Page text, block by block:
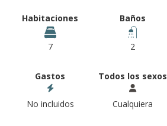
Habitaciones
7
Baños
2
Gastos
No incluidos
Todos los sexos
Cualquiera